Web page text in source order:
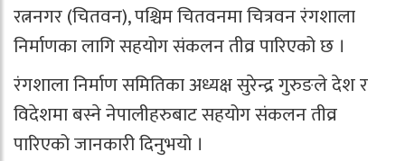
रत्ननगर (चितवन), पश्चिम चितवनमा चित्रवन रंगशाला
निर्माणका लागि सहयोग संकलन तीव्र पारिएको छ ।
रंगशाला निर्माण समितिका अध्यक्ष सुरेन्द्र गुरुङले देश र
विदेशमा बस्ने नेपालीहरुबाट सहयोग संकलन तीव्र
पारिएको जानकारी दिनुभयो ।